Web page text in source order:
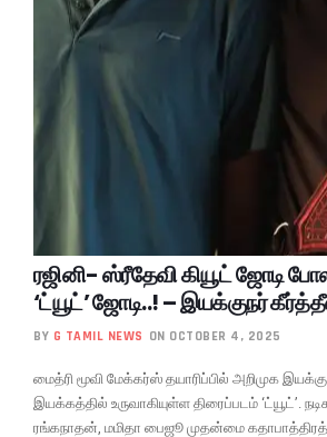
ரஜினி- ஸ்ரீதேவி கியூட் ஜோடி
‘ட்யூட்’ ஜோடி..! – இயக்குநர்
BY G TAMIL NEWS ON OCTOBER 4, 2025
மைத்ரி மூவி மேக்கர்ஸ் தயாரிப்பில் அறிமுக
இயக்கத்தில் உருவாகியுள்ள திரைப்படம் ‘ட்யூட்’.
ரங்கநாதன், மமிதா பைஜூ முதன்மை